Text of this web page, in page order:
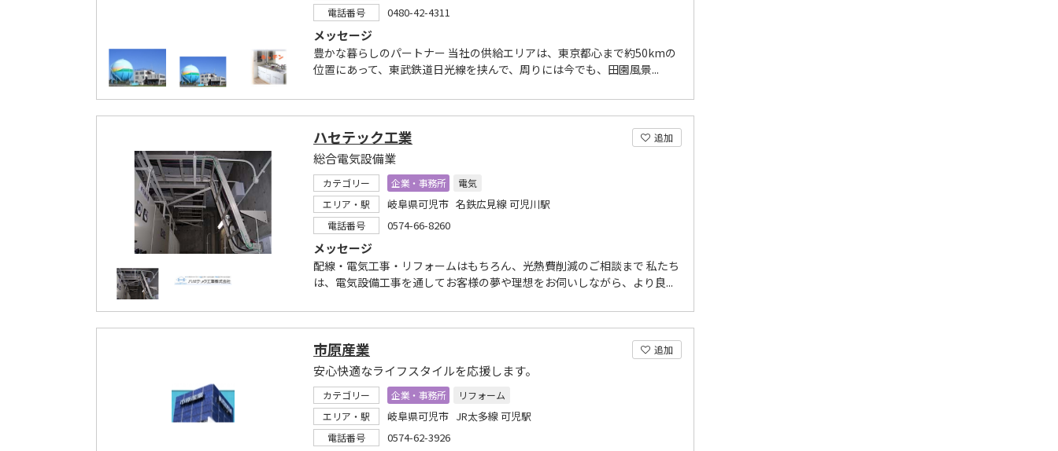
電話番号 0480-42-4311
メッセージ
豊かな暮らしのパートナー 当社の供給エリアは、東京都心まで約50kmの
位置にあって、東武鉄道日光線を挟んで、周りには今でも、田園風景...
追加
ハセテック工業
総合電気設備業
カテゴリー 企業・事務所
電気
エリア・駅
岐阜県可児市 名鉄広見線 可児川駅
電話番号 0574-66-8260
メッセージ
配線・電気工事・リフォームはもちろん、光熱費削減のご相談まで 私たち
は、電気設備工事を通してお客様の夢や理想をお伺いしながら、より良...
追加
市原産業
安心快適なライフスタイルを応援します。
カテゴリー 企業・事務所
リフォーム
エリア・駅
岐阜県可児市 JR太多線 可児駅
電話番号 0574-62-3926